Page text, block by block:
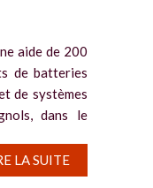
aide de 200
de batteries
de systèmes
dans le
LA SUITE